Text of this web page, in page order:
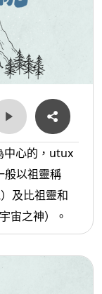
中心的，utux
般以祖靈稱
及比祖靈和
宙之神）。